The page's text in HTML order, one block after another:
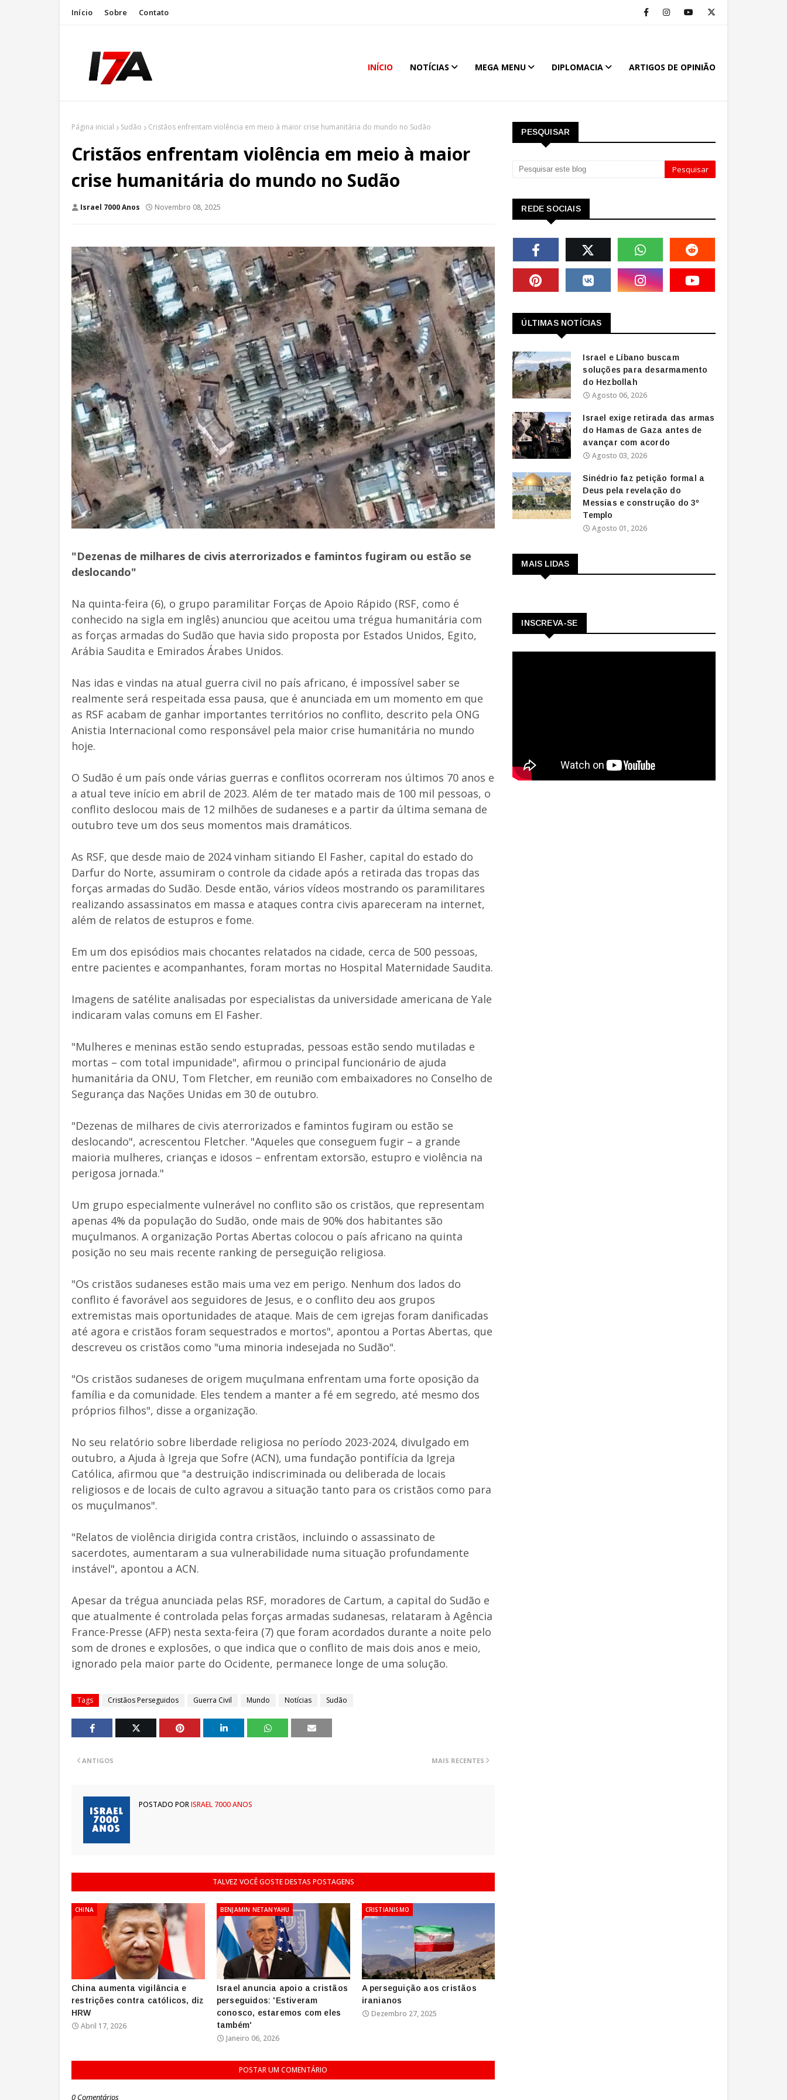
Início Sobre Contato
INÍCIO NOTÍCIAS MEGA MENU DIPLOMACIA ARTIGOS DE OPINIÃO
Página inicial Sudão Cristãos enfrentam violência em meio à maior crise humanitária do mundo no Sudão
Cristãos enfrentam violência em meio à maior
crise humanitária do mundo no Sudão
Israel 7000 Anos Novembro 08, 2025
"Dezenas de milhares de civis aterrorizados e famintos fugiram ou estão se
deslocando"
Na quinta-feira (6), o grupo paramilitar Forças de Apoio Rápido (RSF, como é
conhecido na sigla em inglês) anunciou que aceitou uma trégua humanitária com
as forças armadas do Sudão que havia sido proposta por Estados Unidos, Egito,
Arábia Saudita e Emirados Árabes Unidos.
Nas idas e vindas na atual guerra civil no país africano, é impossível saber se
realmente será respeitada essa pausa, que é anunciada em um momento em que
as RSF acabam de ganhar importantes territórios no conflito, descrito pela ONG
Anistia Internacional como responsável pela maior crise humanitária no mundo
hoje.
O Sudão é um país onde várias guerras e conflitos ocorreram nos últimos 70 anos e
a atual teve início em abril de 2023. Além de ter matado mais de 100 mil pessoas, o
conflito deslocou mais de 12 milhões de sudaneses e a partir da última semana de
outubro teve um dos seus momentos mais dramáticos.
As RSF, que desde maio de 2024 vinham sitiando El Fasher, capital do estado do
Darfur do Norte, assumiram o controle da cidade após a retirada das tropas das
forças armadas do Sudão. Desde então, vários vídeos mostrando os paramilitares
realizando assassinatos em massa e ataques contra civis apareceram na internet,
além de relatos de estupros e fome.
Em um dos episódios mais chocantes relatados na cidade, cerca de 500 pessoas,
entre pacientes e acompanhantes, foram mortas no Hospital Maternidade Saudita.
Imagens de satélite analisadas por especialistas da universidade americana de Yale
indicaram valas comuns em El Fasher.
"Mulheres e meninas estão sendo estupradas, pessoas estão sendo mutiladas e
mortas – com total impunidade", afirmou o principal funcionário de ajuda
humanitária da ONU, Tom Fletcher, em reunião com embaixadores no Conselho de
Segurança das Nações Unidas em 30 de outubro.
"Dezenas de milhares de civis aterrorizados e famintos fugiram ou estão se
deslocando", acrescentou Fletcher. "Aqueles que conseguem fugir – a grande
maioria mulheres, crianças e idosos – enfrentam extorsão, estupro e violência na
perigosa jornada."
Um grupo especialmente vulnerável no conflito são os cristãos, que representam
apenas 4% da população do Sudão, onde mais de 90% dos habitantes são
muçulmanos. A organização Portas Abertas colocou o país africano na quinta
posição no seu mais recente ranking de perseguição religiosa.
"Os cristãos sudaneses estão mais uma vez em perigo. Nenhum dos lados do
conflito é favorável aos seguidores de Jesus, e o conflito deu aos grupos
extremistas mais oportunidades de ataque. Mais de cem igrejas foram danificadas
até agora e cristãos foram sequestrados e mortos", apontou a Portas Abertas, que
descreveu os cristãos como "uma minoria indesejada no Sudão".
"Os cristãos sudaneses de origem muçulmana enfrentam uma forte oposição da
família e da comunidade. Eles tendem a manter a fé em segredo, até mesmo dos
próprios filhos", disse a organização.
No seu relatório sobre liberdade religiosa no período 2023-2024, divulgado em
outubro, a Ajuda à Igreja que Sofre (ACN), uma fundação pontifícia da Igreja
Católica, afirmou que "a destruição indiscriminada ou deliberada de locais
religiosos e de locais de culto agravou a situação tanto para os cristãos como para
os muçulmanos".
"Relatos de violência dirigida contra cristãos, incluindo o assassinato de
sacerdotes, aumentaram a sua vulnerabilidade numa situação profundamente
instável", apontou a ACN.
Apesar da trégua anunciada pelas RSF, moradores de Cartum, a capital do Sudão e
que atualmente é controlada pelas forças armadas sudanesas, relataram à Agência
France-Presse (AFP) nesta sexta-feira (7) que foram acordados durante a noite pelo
som de drones e explosões, o que indica que o conflito de mais dois anos e meio,
ignorado pela maior parte do Ocidente, permanece longe de uma solução.
Tags Cristãos Perseguidos Guerra Civil Mundo Notícias Sudão
MAIS RECENTES
ANTIGOS
POSTADO PORISRAEL 7000 ANOS
TALVEZ VOCÊ GOSTE DESTAS POSTAGENS
CHINA
China aumenta vigilância e
restrições contra católicos, diz
HRW
Abril 17, 2026
BENJAMIN NETANYAHU
Israel anuncia apoio a cristãos
perseguidos: 'Estiveram
conosco, estaremos com eles
também'
Janeiro 06, 2026
CRISTIANISMO
A perseguição aos cristãos
iranianos
Dezembro 27, 2025
POSTAR UM COMENTÁRIO
0 Comentários
PESQUISAR
REDE SOCIAIS
ÚLTIMAS NOTÍCIAS
Israel e Líbano buscam
soluções para desarmamento
do Hezbollah
Agosto 06, 2026
Israel exige retirada das armas
do Hamas de Gaza antes de
avançar com acordo
Agosto 03, 2026
Sinédrio faz petição formal a
Deus pela revelação do
Messias e construção do 3º
Templo
Agosto 01, 2026
MAIS LIDAS
INSCREVA-SE